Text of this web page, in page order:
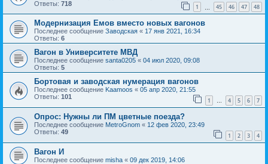
Ответы: 718 1 45 46 47 48
Модернизация Емов вместо новых вагонов
Последнее сообщение Заводская « 17 янв 2021, 16:34
Ответы: 6
Вагон в Университете МВД
Последнее сообщение santa0205 « 04 июл 2020, 09:08
Ответы: 5
Бортовая и заводская нумерация вагонов
Последнее сообщение Kaamoos « 05 апр 2020, 21:55
Ответы: 101 1 … 4 5 6 7
Опрос: Нужны ли ПМ цветные поезда?
Последнее сообщение MetroGnom « 12 фев 2020, 23:49
Ответы: 49 1 2 3 4
Вагон И
Последнее сообщение misha « 09 дек 2019, 14:06